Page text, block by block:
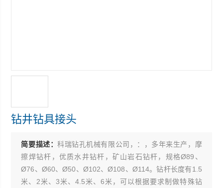
钻井钻具接头
简要描述：科瑞钻孔机械有限公司，：，多年来生产，摩
擦焊钻杆，优质水井钻杆，矿山岩石钻杆，规格Ø89、
Ø76、Ø60、Ø50、Ø102、Ø108、Ø114。钻杆长度有1.5
米、2米、3米、4.5米、6米，可以根据要求制做特殊钻